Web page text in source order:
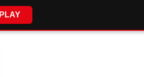
PLAY